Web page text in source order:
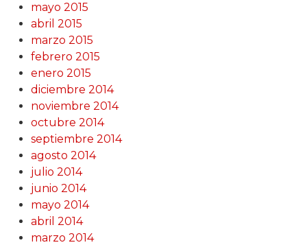
mayo 2015
abril 2015
marzo 2015
febrero 2015
enero 2015
diciembre 2014
noviembre 2014
octubre 2014
septiembre 2014
agosto 2014
julio 2014
junio 2014
mayo 2014
abril 2014
marzo 2014